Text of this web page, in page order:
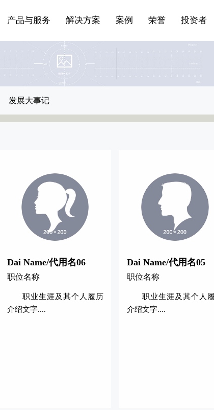
产品与服务 解决方案
案例
荣誉
投资者
发展大事记
Dai Name/代用名06
职位名称
职业生涯及其个人履历
介绍文字....
Dai Name/代用名05
职位名称
职业生涯及其个人
介绍文字....